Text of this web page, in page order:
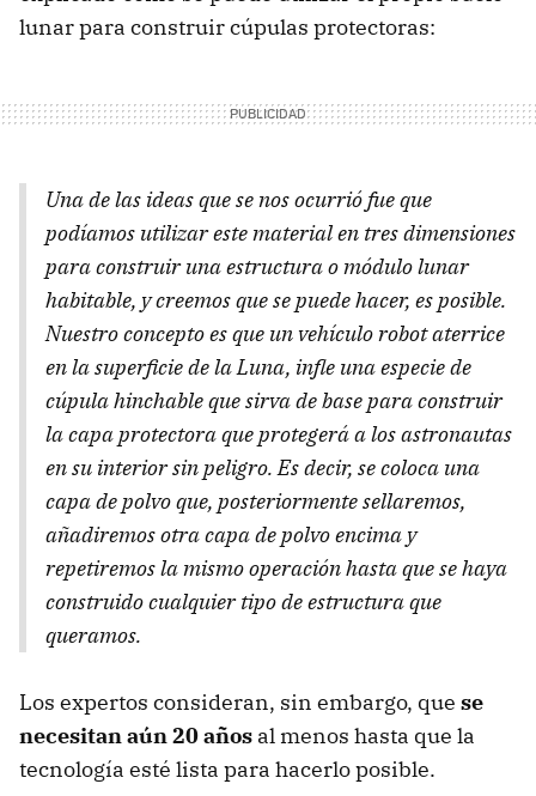
lunar para construir cúpulas protectoras:
Una de las ideas que se nos ocurrió fue que
podíamos utilizar este material en tres dimensiones
para construir una estructura o módulo lunar
habitable, y creemos que se puede hacer, es posible.
Nuestro concepto es que un vehículo robot aterrice
en la superficie de la Luna, infle una especie de
cúpula hinchable que sirva de base para construir
la capa protectora que protegerá a los astronautas
en su interior sin peligro. Es decir, se coloca una
capa de polvo que, posteriormente sellaremos,
añadiremos otra capa de polvo encima y
repetiremos la mismo operación hasta que se haya
construido cualquier tipo de estructura que
queramos.
Los expertos consideran, sin embargo, que se
necesitan aún 20 años al menos hasta que la
tecnología esté lista para hacerlo posible.